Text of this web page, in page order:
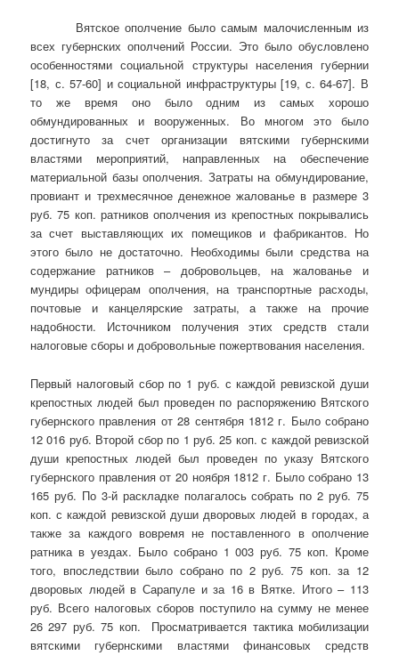
Вятское ополчение было самым малочисленным из
всех губернских ополчений России. Это было обусловлено
особенностями социальной структуры населения губернии
[18, с. 57-60] и социальной инфраструктуры [19, с. 64-67]. В
то же время оно было одним из самых хорошо
обмундированных и вооруженных. Во многом это было
достигнуто за счет организации вятскими губернскими
властями мероприятий, направленных на обеспечение
материальной базы ополчения. Затраты на обмундирование,
провиант и трехмесячное денежное жалованье в размере 3
руб. 75 коп. ратников ополчения из крепостных покрывались
за счет выставляющих их помещиков и фабрикантов. Но
этого было не достаточно. Необходимы были средства на
содержание ратников – добровольцев, на жалованье и
мундиры офицерам ополчения, на транспортные расходы,
почтовые и канцелярские затраты, а также на прочие
надобности. Источником получения этих средств стали
налоговые сборы и добровольные пожертвования населения.
Первый налоговый сбор по 1 руб. с каждой ревизской души
крепостных людей был проведен по распоряжению Вятского
губернского правления от 28 сентября 1812 г. Было собрано
12 016 руб. Второй сбор по 1 руб. 25 коп. с каждой ревизской
души крепостных людей был проведен по указу Вятского
губернского правления от 20 ноября 1812 г. Было собрано 13
165 руб. По 3-й раскладке полагалось собрать по 2 руб. 75
коп. с каждой ревизской души дворовых людей в городах, а
также за каждого вовремя не поставленного в ополчение
ратника в уездах. Было собрано 1 003 руб. 75 коп. Кроме
того, впоследствии было собрано по 2 руб. 75 коп. за 12
дворовых людей в Сарапуле и за 16 в Вятке. Итого – 113
руб. Всего налоговых сборов поступило на сумму не менее
26 297 руб. 75 коп. Просматривается тактика мобилизации
вятскими губернскими властями финансовых средств